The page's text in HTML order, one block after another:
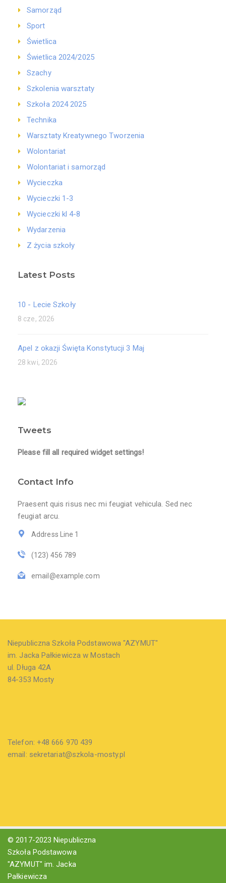
Samorząd
Sport
Świetlica
Świetlica 2024/2025
Szachy
Szkolenia warsztaty
Szkoła 2024 2025
Technika
Warsztaty Kreatywnego Tworzenia
Wolontariat
Wolontariat i samorząd
Wycieczka
Wycieczki 1-3
Wycieczki kl 4-8
Wydarzenia
Z życia szkoły
Latest Posts
10 - Lecie Szkoły
8 cze, 2026
Apel z okazji Święta Konstytucji 3 Maj
28 kwi, 2026
Tweets
Please fill all required widget settings!
Contact Info
Praesent quis risus nec mi feugiat vehicula. Sed nec
feugiat arcu.
Address Line 1
(123) 456 789
email@example.com
Niepubliczna Szkoła Podstawowa "AZYMUT"
im. Jacka Pałkiewicza w Mostach
ul. Długa 42A
84-353 Mosty
Telefon: +48 666 970 439
email: sekretariat@szkola-mosty.pl
© 2017-2023 Niepubliczna
Szkoła Podstawowa
"AZYMUT" im. Jacka
Pałkiewicza